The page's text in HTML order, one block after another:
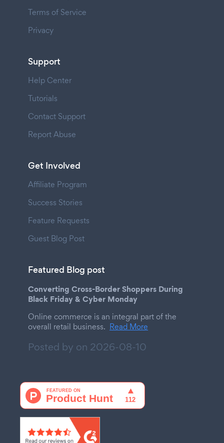
Terms of Service
Privacy
Support
Help Center
Tutorials
Contact Support
Report Abuse
Get Involved
Affiliate Program
Success Stories
Feature Requests
Guest Blog Post
Featured Blog post
Converting Cross-Border Shoppers During
Black Friday & Cyber Monday
Online commerce is an integral part of the
overall retail business. Read More
Posted by on 2026-08-10